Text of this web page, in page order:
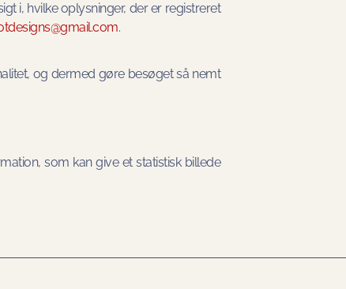
i, hvilke oplysninger, der er registreret
.
og dermed gøre besøget så nemt
som kan give et statistisk billede